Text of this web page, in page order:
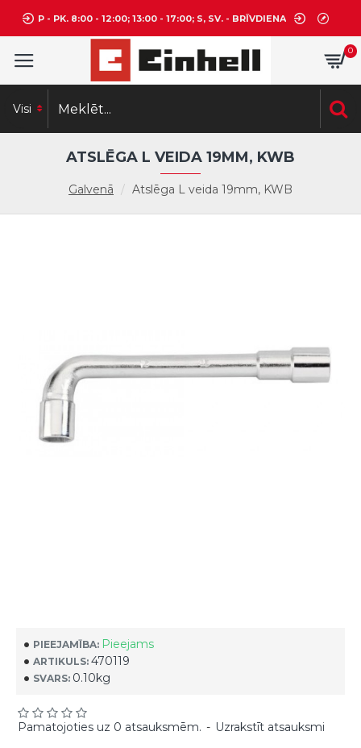
P - PK. 8:00 - 12:00; 13:00 - 17:00; S, SV. - BRĪVDIENA
0
Visi
Galvenā Atslēga L veida 19mm, KWB
ATSLĒGA L VEIDA 19MM, KWB
PIEEJAMĪBA: Pieejams
ARTIKULS: 470119
SVARS: 0.10kg
Pamatojoties uz 0 atsauksmēm. - Uzrakstīt atsauksmi